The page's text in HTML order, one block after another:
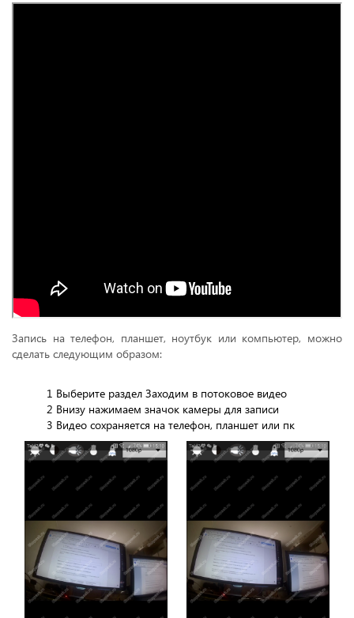
Запись на телефон, планшет, ноутбук или компьютер, можно
сделать следующим образом:
1 Выберите раздел Заходим в потоковое видео
2 Внизу нажимаем значок камеры для записи
3 Видео сохраняется на телефон, планшет или пк